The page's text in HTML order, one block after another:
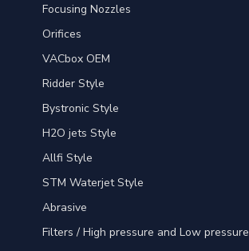
Focusing Nozzles
Orifices
VACbox OEM
Ridder Style
Bystronic Style
H2O jets Style
Allfi Style
STM Waterjet Style
Abrasive
Filters / High pressure and Low pressure